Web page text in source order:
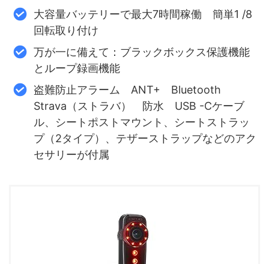
大容量バッテリーで最大7時間稼働 簡単1 /8
回転取り付け
万が一に備えて：ブラックボックス保護機能
とループ録画機能
盗難防止アラーム ANT+ Bluetooth
Strava（ストラバ） 防水 USB -Cケーブ
ル、シートポストマウント、シートストラッ
プ（2タイプ）、テザーストラップなどのアク
セサリーが付属